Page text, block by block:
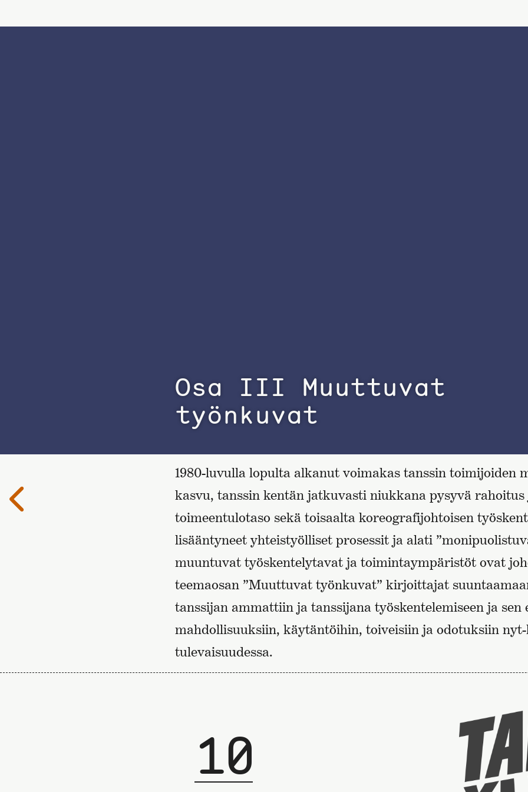
Osa III Muuttuvat
työnkuvat
1980-luvulla lopulta alkanut voimakas tanssin toimijoiden
kasvu, tanssin kentän jatkuvasti niukkana pysyvä rahoitus
toimeentulotaso sekä toisaalta koreografijohtoisen
lisääntyneet yhteistyölliset prosessit ja alati
muuntuvat työskentelytavat ja toimintaympäristöt ovat
teemaosan ”Muuttuvat työnkuvat” kirjoittajat
tanssijan ammattiin ja tanssijana työskentelemiseen ja sen
mahdollisuuksiin, käytäntöihin, toiveisiin ja odotuksiin nyt-
tulevaisuudessa.
10